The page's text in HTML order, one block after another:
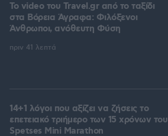
To video του Travel.gr από το ταξίδι
στα Βόρεια Άγραφα: Φιλόξενοι
Άνθρωποι, ανόθευτη Φύση
πριν 41 λεπτά
14+1 λόγοι που αξίζει να ζήσεις το
επετειακό τριήμερο των 15 χρόνων του
Spetses Mini Marathon